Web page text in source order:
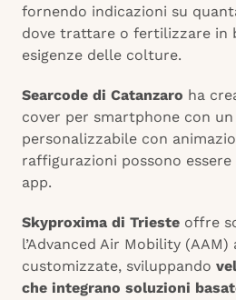
fornendo indicazioni su
dove trattare o fertilizzare in
esigenze delle colture.
Searcode di Catanzaro ha
cover per smartphone con un
personalizzabile con
raffigurazioni possono
app.
Skyproxima di Trieste offre
l’Advanced Air Mobility
customizzate, sviluppando
che integrano soluzioni